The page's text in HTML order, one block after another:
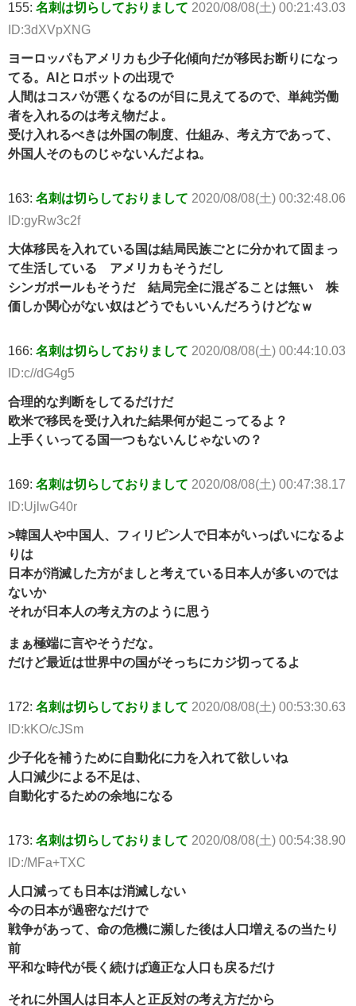
155: 名刺は切らしておりまして 2020/08/08(土) 00:21:43.03
ID:3dXVpXNG
ヨーロッパもアメリカも少子化傾向だが移民お断りになっ
てる。AIとロボットの出現で
人間はコスパが悪くなるのが目に見えてるので、単純労働
者を入れるのは考え物だよ。
受け入れるべきは外国の制度、仕組み、考え方であって、
外国人そのものじゃないんだよね。
163: 名刺は切らしておりまして 2020/08/08(土) 00:32:48.06
ID:gyRw3c2f
大体移民を入れている国は結局民族ごとに分かれて固まっ
て生活している アメリカもそうだし
シンガポールもそうだ 結局完全に混ざることは無い 株
価しか関心がない奴はどうでもいいんだろうけどなｗ
166: 名刺は切らしておりまして 2020/08/08(土) 00:44:10.03
ID:c//dG4g5
合理的な判断をしてるだけだ
欧米で移民を受け入れた結果何が起こってるよ？
上手くいってる国一つもないんじゃないの？
169: 名刺は切らしておりまして 2020/08/08(土) 00:47:38.17
ID:UjlwG40r
>韓国人や中国人、フィリピン人で日本がいっぱいになるよ
りは
日本が消滅した方がましと考えている日本人が多いのでは
ないか
それが日本人の考え方のように思う
まぁ極端に言やそうだな。
だけど最近は世界中の国がそっちにカジ切ってるよ
172: 名刺は切らしておりまして 2020/08/08(土) 00:53:30.63
ID:kKO/cJSm
少子化を補うために自動化に力を入れて欲しいね
人口減少による不足は、
自動化するための余地になる
173: 名刺は切らしておりまして 2020/08/08(土) 00:54:38.90
ID:/MFa+TXC
人口減っても日本は消滅しない
今の日本が過密なだけで
戦争があって、命の危機に瀕した後は人口増えるの当たり
前
平和な時代が長く続けば適正な人口も戻るだけ
それに外国人は日本人と正反対の考え方だから